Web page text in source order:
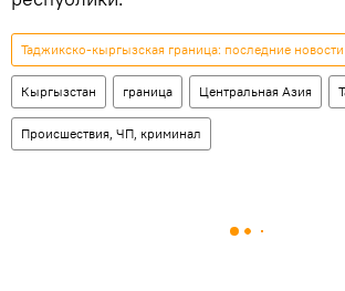
Таджикско-кыргызская граница: последние новости
Кыргызстан граница Центральная Азия
Происшествия, ЧП, криминал